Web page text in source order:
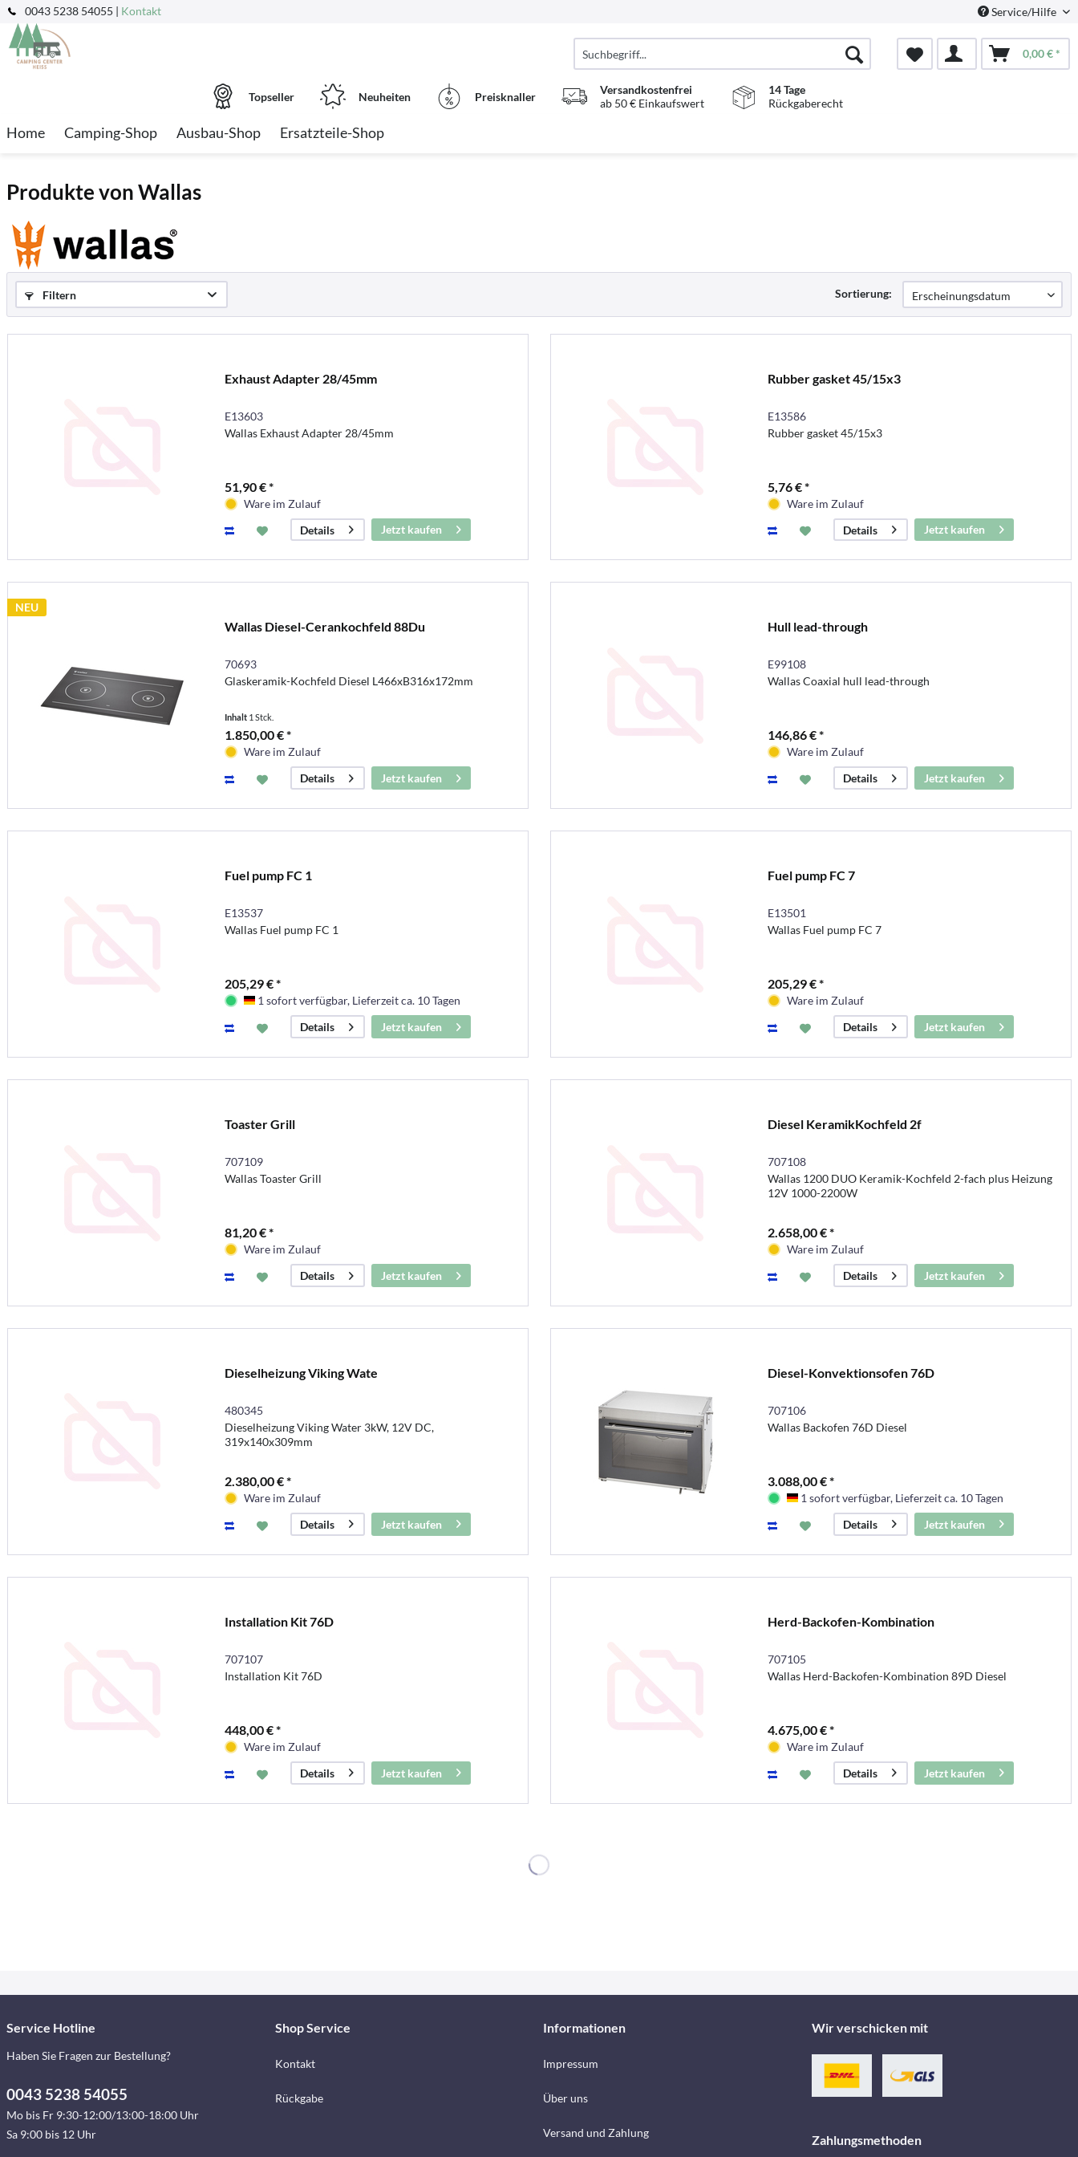
0043 5238 54055 | Kontakt Service/Hilfe
0,00 € *
Topseller Neuheiten Preisknaller
Versandkostenfrei
ab 50 € Einkaufswert
14 Tage
Rückgaberecht
Home Camping-Shop Ausbau-Shop Ersatzteile-Shop
Produkte von Wallas
Filtern Sortierung:
Exhaust Adapter 28/45mm
E13603
Wallas Exhaust Adapter 28/45mm
51,90 € *
Ware im Zulauf
Details
Jetzt kaufen
Rubber gasket 45/15x3
E13586
Rubber gasket 45/15x3
5,76 € *
Ware im Zulauf
Details
Jetzt kaufen
NEU
Wallas Diesel-Cerankochfeld 88Du
70693
Glaskeramik-Kochfeld Diesel L466xB316x172mm
Inhalt 1 Stck.
1.850,00 € *
Ware im Zulauf
Details
Jetzt kaufen
Hull lead-through
E99108
Wallas Coaxial hull lead-through
146,86 € *
Ware im Zulauf
Details
Jetzt kaufen
Fuel pump FC 1
E13537
Wallas Fuel pump FC 1
205,29 € *
Deutschland
1 sofort verfügbar, Lieferzeit ca. 10 Tagen
Details
Jetzt kaufen
Fuel pump FC 7
E13501
Wallas Fuel pump FC 7
205,29 € *
Ware im Zulauf
Details
Jetzt kaufen
Toaster Grill
707109
Wallas Toaster Grill
81,20 € *
Ware im Zulauf
Details
Jetzt kaufen
Diesel KeramikKochfeld 2f
707108
Wallas 1200 DUO Keramik-Kochfeld 2-fach plus Heizung
12V 1000-2200W
2.658,00 € *
Ware im Zulauf
Details
Jetzt kaufen
Dieselheizung Viking Wate
480345
Dieselheizung Viking Water 3kW, 12V DC,
319x140x309mm
2.380,00 € *
Ware im Zulauf
Details
Jetzt kaufen
Diesel-Konvektionsofen 76D
707106
Wallas Backofen 76D Diesel
3.088,00 € *
Deutschland
1 sofort verfügbar, Lieferzeit ca. 10 Tagen
Details
Jetzt kaufen
Installation Kit 76D
707107
Installation Kit 76D
448,00 € *
Ware im Zulauf
Details
Jetzt kaufen
Herd-Backofen-Kombination
707105
Wallas Herd-Backofen-Kombination 89D Diesel
4.675,00 € *
Ware im Zulauf
Details
Jetzt kaufen
Service Hotline
Haben Sie Fragen zur Bestellung?
0043 5238 54055
Mo bis Fr 9:30-12:00/13:00-18:00 Uhr
Sa 9:00 bis 12 Uhr
Shop Service
Kontakt
Rückgabe
Informationen
Impressum
Über uns
Versand und Zahlung
Wir verschicken mit
Zahlungsmethoden